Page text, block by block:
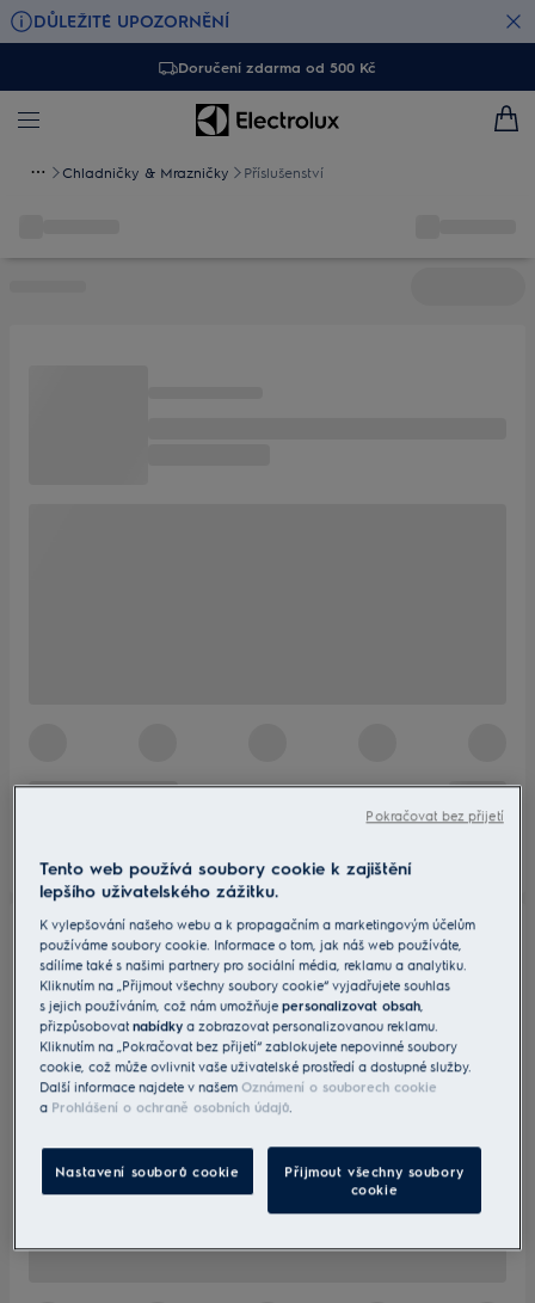
DŮLEŽITÉ UPOZORNĚNÍ
Doručení zdarma od 500 Kč
Chladničky & Mrazničky Příslušenství
Tento web používá soubory cookie k zajištění
lepšího uživatelského zážitku.
K vylepšování našeho webu a k propagačním a marketingovým účelům
používáme soubory cookie. Informace o tom, jak náš web používáte,
sdílíme také s našimi partnery pro sociální média, reklamu a analytiku.
Kliknutím na „Přijmout všechny soubory cookie“ vyjadřujete souhlas
s jejich používáním, což nám umožňujepersonalizovat obsah
přizpůsobovatnabídky a zobrazovat personalizovanou reklamu.
Kliknutím na „Pokračovat bez přijetí“ zablokujete nepovinné soubory
cookie, což může ovlivnit vaše uživatelské prostředí a dostupné služby.
Další informace najdete v našemOznámení o souborech cookie
a Prohlášení o ochraně osobních údajů
Nastavení souborů cookie
Přijmout všechny soubory
cookie
Pokračovat bez přijetí